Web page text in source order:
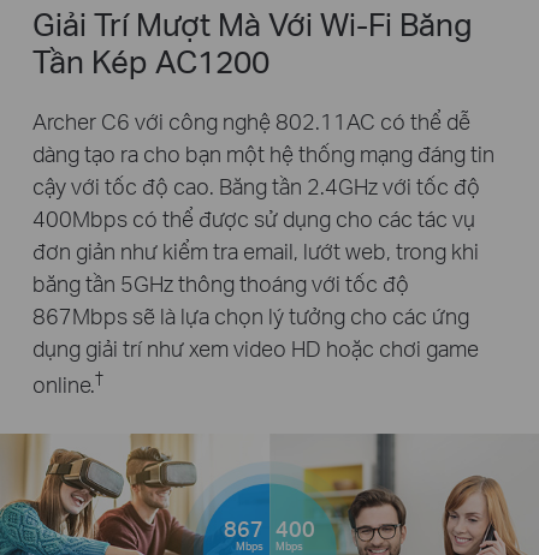
Giải Trí Mượt Mà Với Wi-Fi Băng
Tần Kép AC1200
Archer C6 với công nghệ 802.11AC có thể dễ
dàng tạo ra cho bạn một hệ thống mạng đáng tin
cậy với tốc độ cao. Băng tần 2.4GHz với tốc độ
400Mbps có thể được sử dụng cho các tác vụ
đơn giản như kiểm tra email, lướt web, trong khi
băng tần 5GHz thông thoáng với tốc độ
867Mbps sẽ là lựa chọn lý tưởng cho các ứng
dụng giải trí như xem video HD hoặc chơi game
online.†
867
Mbps
400
Mbps